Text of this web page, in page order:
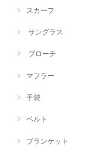
スカーフ
サングラス
ブローチ
マフラー
手袋
ベルト
ブランケット